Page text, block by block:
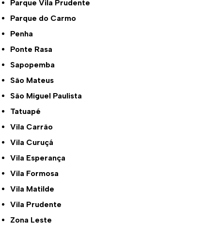
Parque Vila Prudente
Parque do Carmo
Penha
Ponte Rasa
Sapopemba
São Mateus
São Miguel Paulista
Tatuapé
Vila Carrão
Vila Curuçá
Vila Esperança
Vila Formosa
Vila Matilde
Vila Prudente
Zona Leste